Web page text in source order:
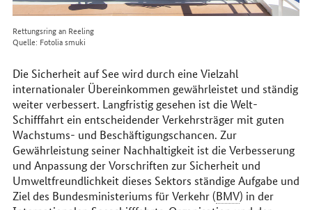
Rettungsring an Reeling
Quelle: Fotolia smuki
Die Sicherheit auf See wird durch eine Vielzahl
internationaler Übereinkommen gewährleistet und ständig
weiter verbessert. Langfristig gesehen ist die Welt-
Schifffahrt ein entscheidender Verkehrsträger mit guten
Wachstums- und Beschäftigungschancen. Zur
Gewährleistung seiner Nachhaltigkeit ist die Verbesserung
und Anpassung der Vorschriften zur Sicherheit und
Umweltfreundlichkeit dieses Sektors ständige Aufgabe und
Ziel des Bundesministeriums für Verkehr (BMV) in der